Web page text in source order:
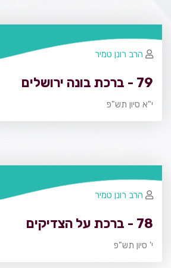
79 - ברכת בונה ירושלים
י"א סיון תש"פ
הרב רונן טמיר
78 - ברכת על הצדיקים
י' סיון תש"פ
הרב רונן טמיר